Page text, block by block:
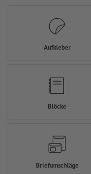
Aufkleber
Blöcke
Briefumschläge